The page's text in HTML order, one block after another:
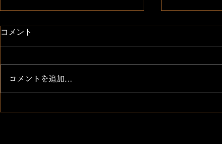
日本一の味噌
酵母、酵素が生き生き 腸も超綺
Instagram
携帯を新し
コメント
コメントを追加…